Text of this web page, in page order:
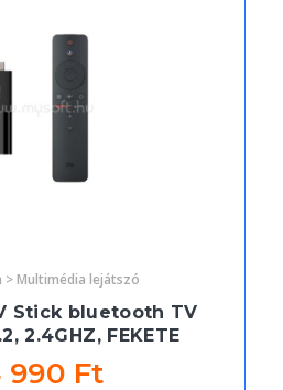
> Multimédia lejátszó
Stick bluetooth TV
2.4GHZ, FEKETE
990 Ft